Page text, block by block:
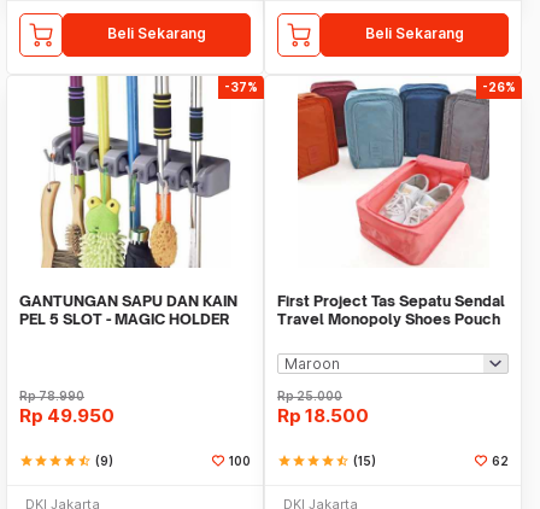
Beli Sekarang Beli Sekarang
-37%
GANTUNGAN SAPU DAN KAIN
PEL 5 SLOT - MAGIC HOLDER
Rp78.990
Rp 49.950
starstarstarstarstar_half (9) 100
DKI Jakarta
-26%
First Project Tas Sepatu Sendal
Travel Monopoly Shoes Pouch
Rp25.000
Rp 18.500
starstarstarstarstar_half (15) 62
DKI Jakarta